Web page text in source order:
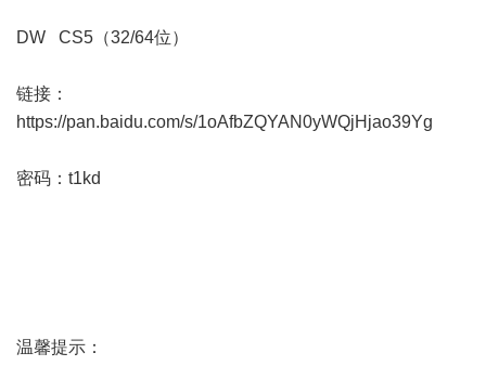
DW CS5（32/64位）
链接：
https://pan.baidu.com/s/1oAfbZQYAN0yWQjHjao39Yg
密码：t1kd
温馨提示：